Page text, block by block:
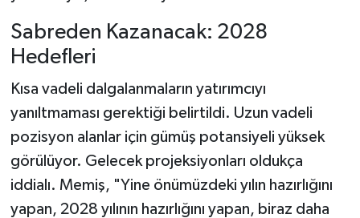
Sabreden Kazanacak: 2028
Hedefleri
Kısa vadeli dalgalanmaların yatırımcıyı
yanıltmaması gerektiği belirtildi. Uzun vadeli
pozisyon alanlar için gümüş potansiyeli yüksek
görülüyor. Gelecek projeksiyonları oldukça
iddialı. Memiş, "Yine önümüzdeki yılın hazırlığını
yapan, 2028 yılının hazırlığını yapan, biraz daha